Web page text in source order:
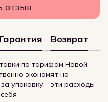
отзыв
Гарантия Возврат
по тарифам Новой
экономят на
упаковку - эти расходы